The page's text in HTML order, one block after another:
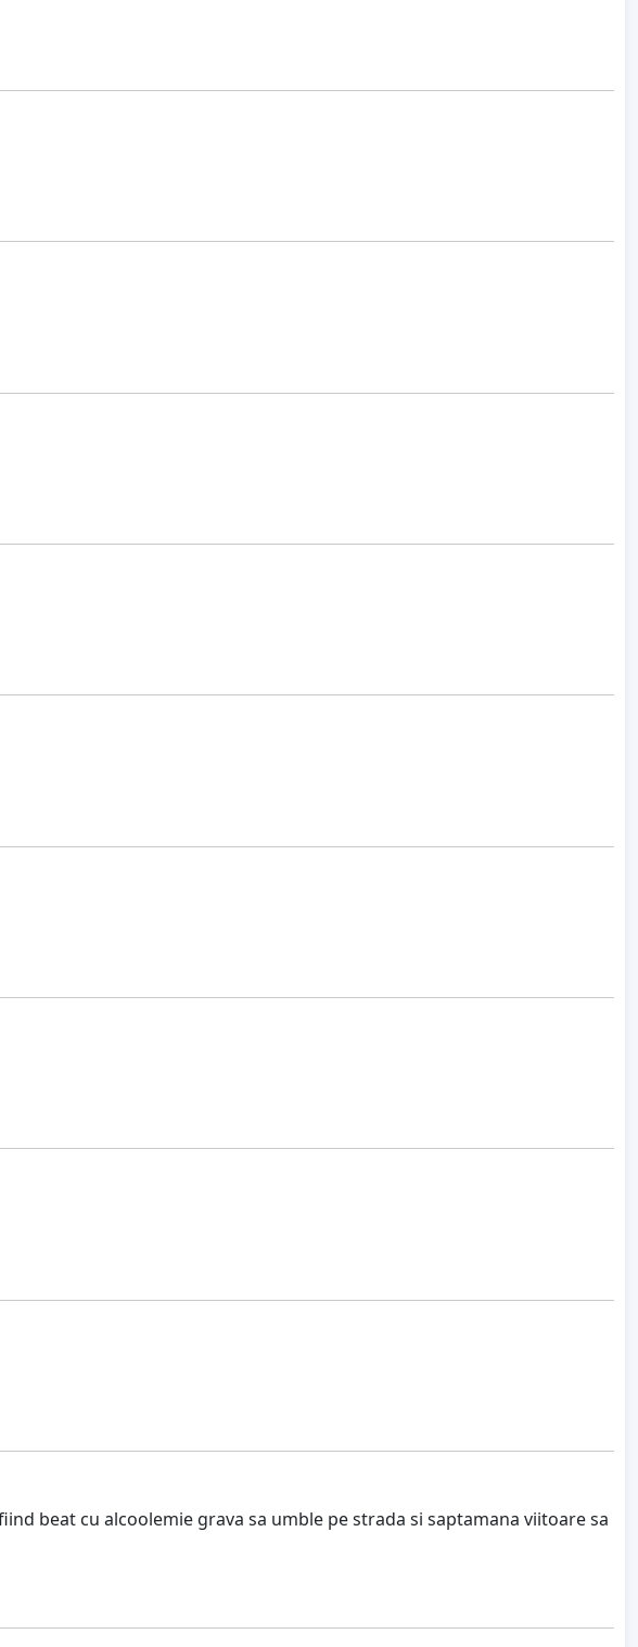
beat cu alcoolemie grava sa umble pe strada si saptamana viitoare sa